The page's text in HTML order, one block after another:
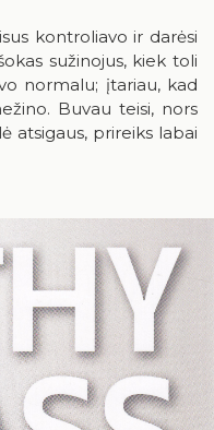
7 8 9
13 14 15 16
20 21 22 23
kontroliavo ir darėsi
sužinojus, kiek toli
normalu; įtariau, kad
Buvau teisi, nors
atsigaus, prireiks labai